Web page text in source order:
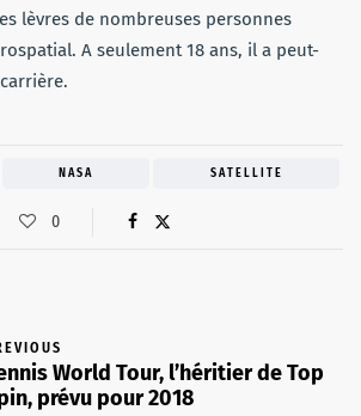
lèvres de nombreuses personnes
A seulement 18 ans, il a peut-
NASA SATELLITE
0
World Tour, l’héritier de Top
prévu pour 2018